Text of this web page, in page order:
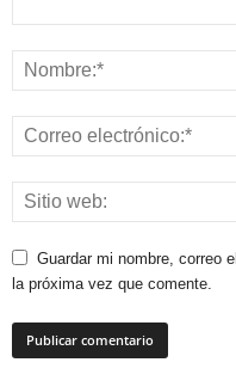
Guardar mi nombre, correo
la próxima vez que comente.